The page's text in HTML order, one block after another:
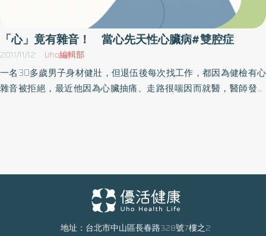
「心」竟有雜音！ 當心先天性心臟病#雙腔症
2011/11/12 Uho編輯部
一名30多歲男子身材健壯，但退伍後每次找工作，都因為健檢有心
雜音被拒絕，最近他因為心臟抽痛、走路很喘因而就醫，醫師發現
雙腔症。他提醒民眾，被診斷出這類心臟疾病，每年至少定期追蹤1
次，切勿因症狀不明顯而忽略追蹤治療。臺大醫院新竹分院小兒科
醫師傅俊閔表示，許多先天性心臟病會有心雜音症狀，也可能合併
地址：台北市中山區長春路328號7樓之2